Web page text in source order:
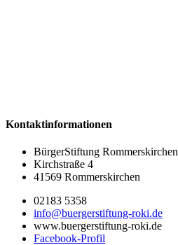
Kontaktinformationen
BürgerStiftung Rommerskirchen
Kirchstraße 4
41569 Rommerskirchen
02183 5358
info@buergerstiftung-roki.de
www.buergerstiftung-roki.de
Facebook-Profil